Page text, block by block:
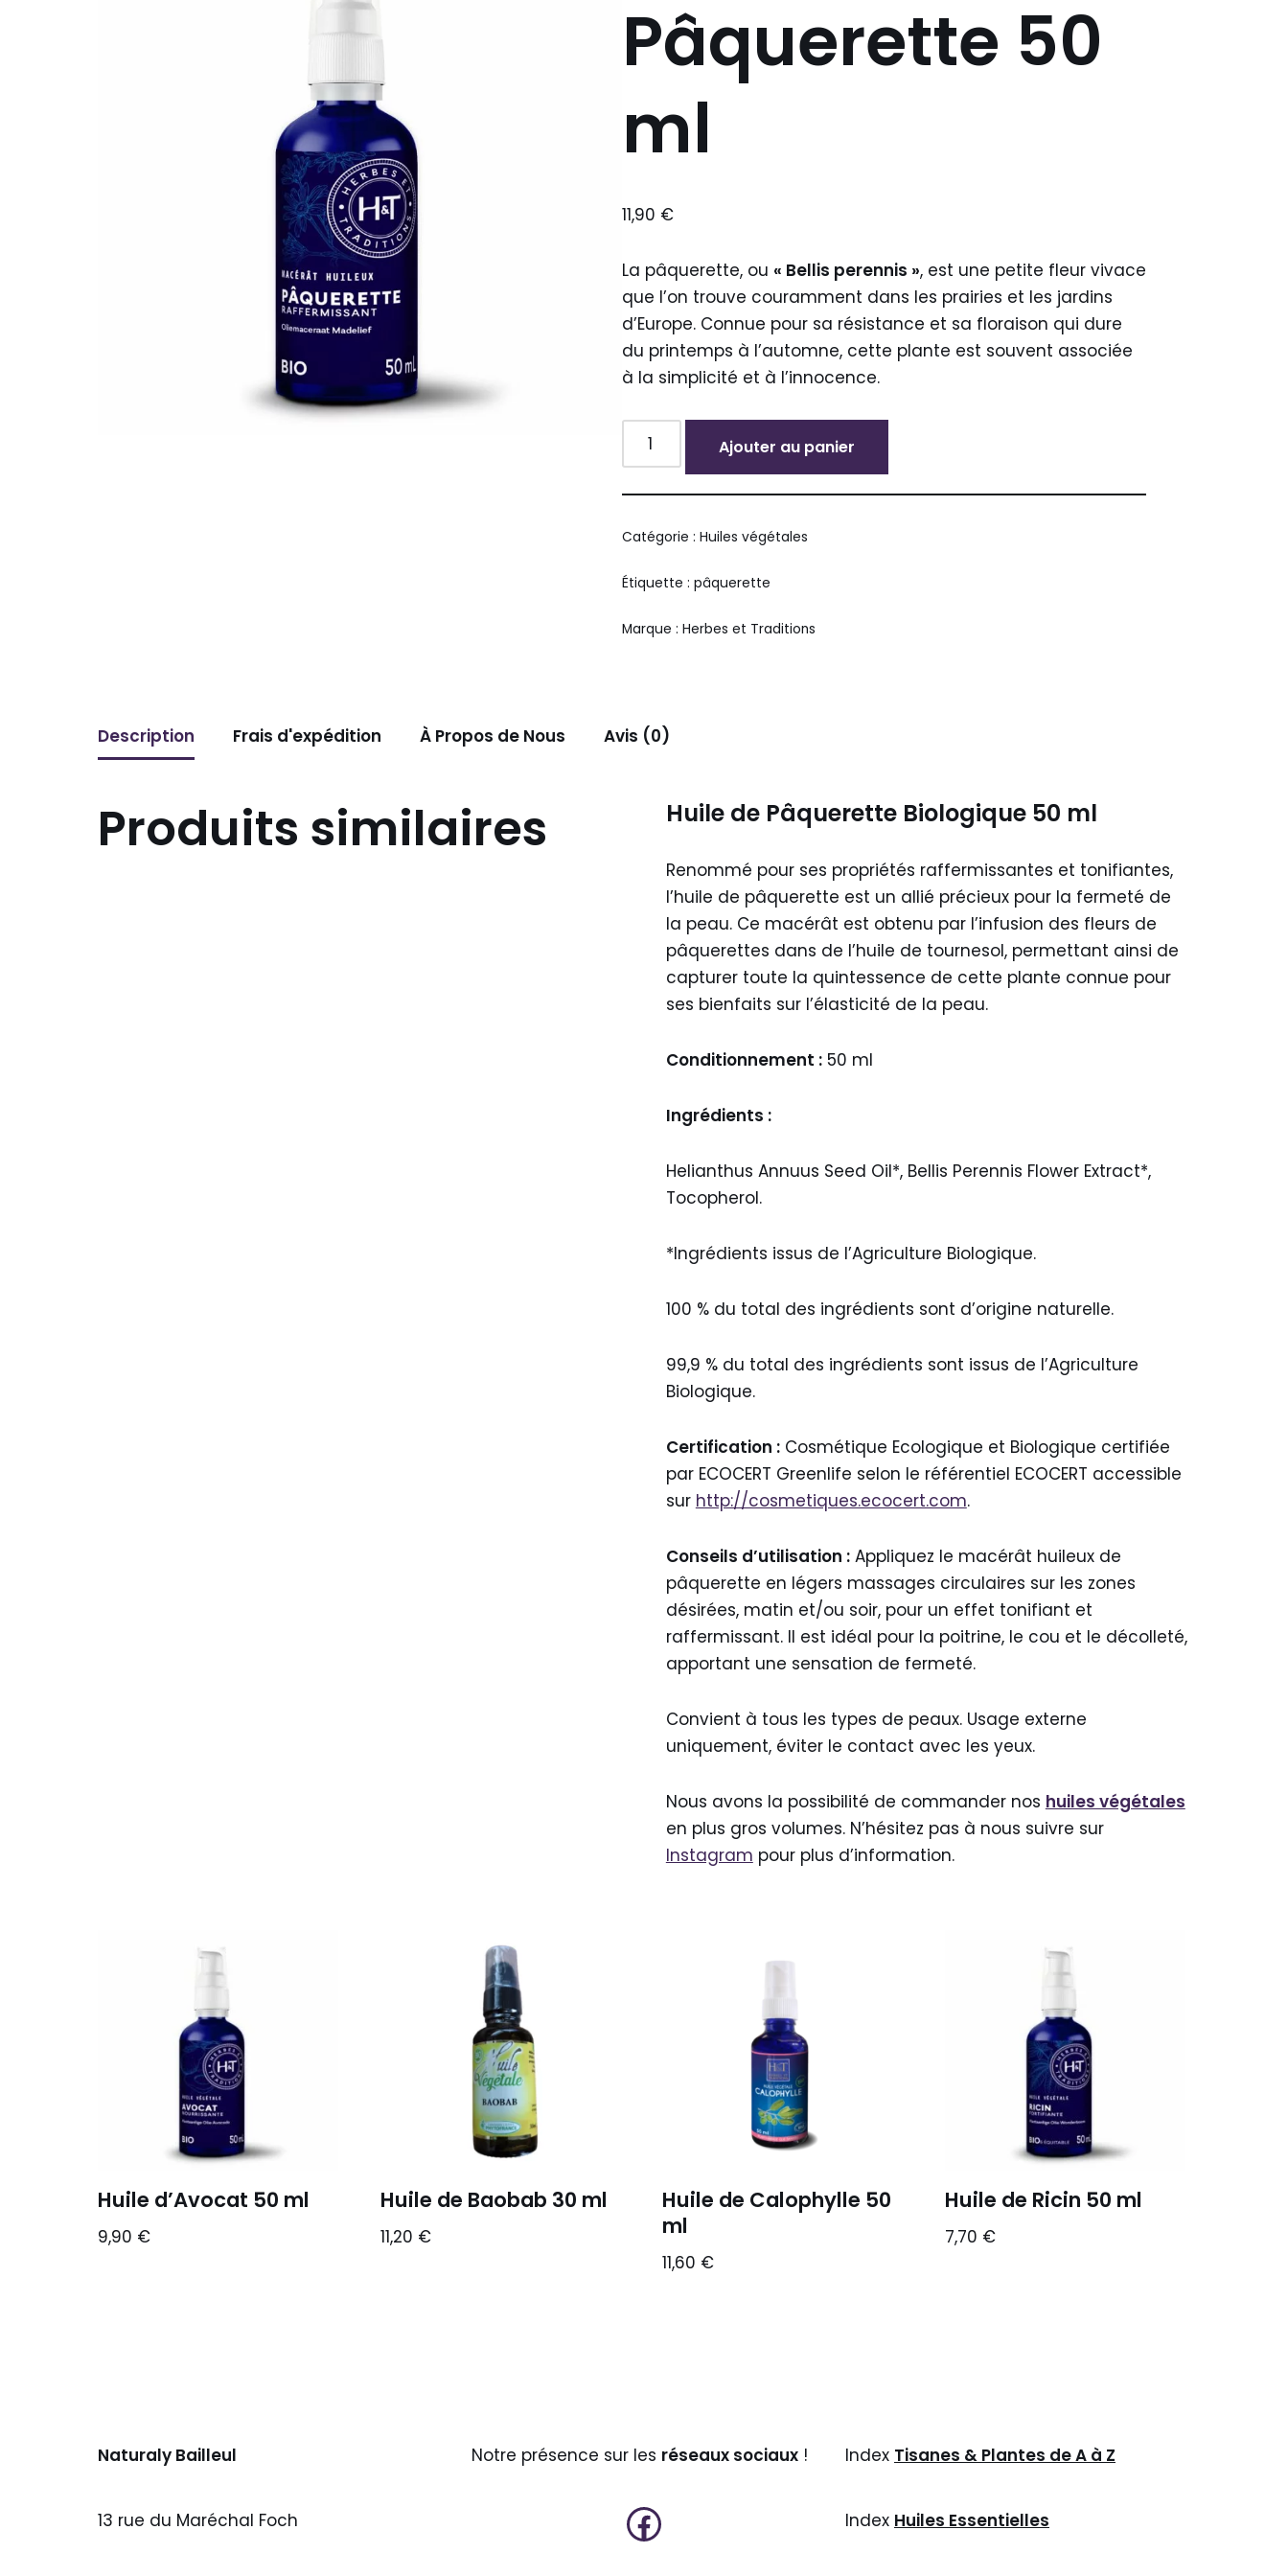
Pâquerette 50
ml
11,90 €
La pâquerette, ou « Bellis perennis », est une petite fleur vivace
que l’on trouve couramment dans les prairies et les jardins
d’Europe. Connue pour sa résistance et sa floraison qui dure
du printemps à l’automne, cette plante est souvent associée
à la simplicité et à l’innocence.
Ajouter au panier
Alternative:
Catégorie :Huiles végétales
Étiquette :pâquerette
Marque :Herbes et Traditions
Description Frais d'expédition À Propos de Nous Avis (0)
Huile de Pâquerette Biologique 50 ml
Renommé pour ses propriétés raffermissantes et tonifiantes,
l’huile de pâquerette est un allié précieux pour la fermeté de
la peau. Ce macérât est obtenu par l’infusion des fleurs de
pâquerettes dans de l’huile de tournesol, permettant ainsi de
capturer toute la quintessence de cette plante connue pour
ses bienfaits sur l’élasticité de la peau.
Conditionnement :50 ml
Ingrédients :
Helianthus Annuus Seed Oil*, Bellis Perennis Flower Extract*,
Tocopherol.
*Ingrédients issus de l’Agriculture Biologique.
100 % du total des ingrédients sont d’origine naturelle.
99,9 % du total des ingrédients sont issus de l’Agriculture
Biologique.
Certification :Cosmétique Ecologique et Biologique certifiée
par ECOCERT Greenlife selon le référentiel ECOCERT accessible
sur http://cosmetiques.ecocert.com.
Conseils d’utilisation :Appliquez le macérât huileux de
pâquerette en légers massages circulaires sur les zones
désirées, matin et/ou soir, pour un effet tonifiant et
raffermissant. Il est idéal pour la poitrine, le cou et le décolleté,
apportant une sensation de fermeté.
Convient à tous les types de peaux. Usage externe
uniquement, éviter le contact avec les yeux.
Nous avons la possibilité de commander nos huiles végétales
en plus gros volumes. N’hésitez pas à nous suivre sur
Instagram pour plus d’information.
Produits similaires
Huile d’Avocat 50 ml
9,90 €
Huile de Baobab 30 ml
11,20 €
Huile de Calophylle 50
ml
11,60 €
Huile de Ricin 50 ml
7,70 €
Naturaly Bailleul
13 rue du Maréchal Foch
Notre présence sur les réseaux sociaux ! Index Tisanes & Plantes de A à Z
Index Huiles Essentielles